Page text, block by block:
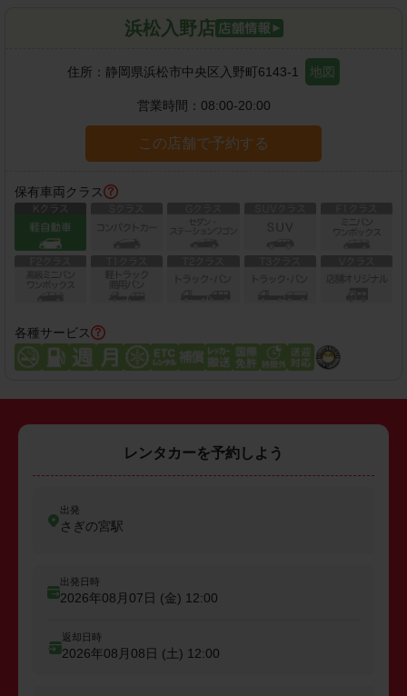
浜松入野店
住所： 静岡県浜松市中央区入野町6143-1 地図
営業時間： 08:00-20:00
この店舗で予約する
保有車両クラス
各種サービス
レンタカーを予約しよう
出発
さぎの宮駅
出発日時
2026年08月07日 (金) 12:00
返却日時
2026年08月08日 (土) 12:00